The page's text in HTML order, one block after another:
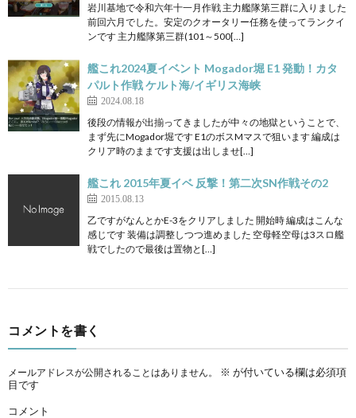
岩川基地で令和六年十一月作戦 主力艦隊第三群に入りました
前回六月でした。安定のクオータリー任務を使ってランクイ
ンです 主力艦隊第三群(101～500[…]
艦これ2024夏イベント Mogador堀 E1 発動！カタ
パルト作戦 ケルト海/イギリス海峡
2024.08.18
後段の情報が出揃ってきましたが中々の地獄ということで、
まず先にMogador堀です E1のボスMマスで狙います 編成は
クリア時のままです支援は出しませ[…]
艦これ 2015年夏イベ 反撃！第二次SN作戦その2
2015.08.13
乙ですがなんとかE-3をクリアしました 開始時 編成はこんな
感じです 装備は調整しつつ進めました 空母軽空母は3スロ艦
戦でしたので最後は置物と[…]
コメントを書く
メールアドレスが公開されることはありません。 ※ が付いている欄は必須項
目です
コメント